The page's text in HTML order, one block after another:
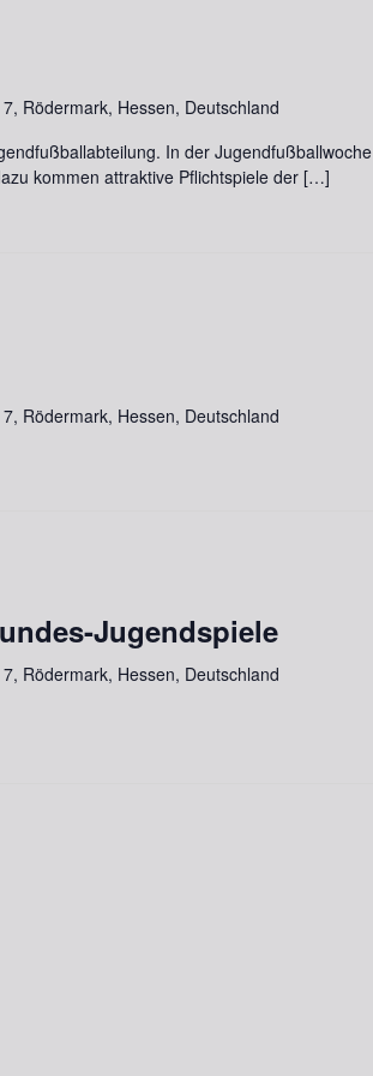
Rödermark, Hessen, Deutschland
In der Jugendfußballwoche
kommen attraktive Pflichtspiele der […]
Rödermark, Hessen, Deutschland
Jugendspiele
Rödermark, Hessen, Deutschland